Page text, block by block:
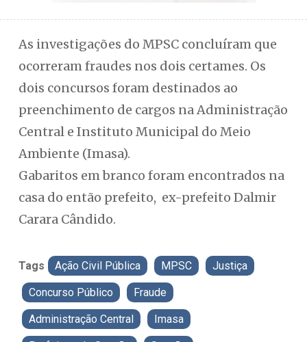
As investigações do MPSC concluíram que
ocorreram fraudes nos dois certames. Os
dois concursos foram destinados ao
preenchimento de cargos na Administração
Central e Instituto Municipal do Meio
Ambiente (Imasa).
Gabaritos em branco foram encontrados na
casa do então prefeito, ex-prefeito Dalmir
Carara Cândido.
Tags Ação Civil Pública MPSC Justiça
Concurso Público Fraude
Administração Central Imasa